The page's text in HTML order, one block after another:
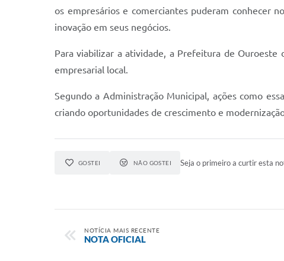
os empresários e comerciantes puderam conhecer
inovação em seus negócios.
Para viabilizar a atividade, a Prefeitura de
empresarial local.
Segundo a Administração Municipal, ações como
criando oportunidades de crescimento e
GOSTEI NÃO GOSTEI Seja o primeiro a curtir esta
NOTÍCIA MAIS RECENTE
NOTA OFICIAL